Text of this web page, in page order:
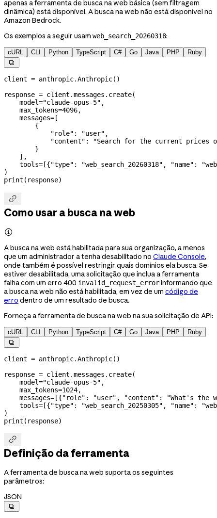
apenas a ferramenta de busca na web básica (sem filtragem
dinâmica) está disponível. A busca na web não está disponível no
Amazon Bedrock.
Os exemplos a seguir usam web_search_20260318:
cURL CLI Python TypeScript C# Go Java PHP Ruby

client = anthropic.Anthropic()
response = client.messages.create(
    model
="claude-opus-5" ,
    max_tokens
=4096,
    messages
= [
        {
            "role"
: "user" ,
            "content"
:
"Search for the current prices
        }
    ],
    tools
= [{"type" : "web_search_20260318" , "name" :
)
print (response)

Como usar a busca na web

A busca na web está habilitada para sua organização, a menos
que um administrador a tenha desabilitado no Claude Console,
onde também é possível restringir quais domínios ela busca. Se
estiver desabilitada, uma solicitação que inclua a ferramenta
falha com um erro 400 invalid_request_errorinformando que
a busca na web não está habilitada, em vez de um código de
erro dentro de um resultado de busca.
Forneça a ferramenta de busca na web na sua solicitação de API:
cURL CLI Python TypeScript C# Go Java PHP Ruby

client = anthropic.Anthropic()
response = client.messages.create(
    model
="claude-opus-5" ,
    max_tokens
=1024,
    messages
= [{"role" : "user" , "content" :
"What's the
    tools
= [{"type" : "web_search_20250305" , "name" :
)
print (response)

Definição da ferramenta
A ferramenta de busca na web suporta os seguintes
parâmetros:
JSON
